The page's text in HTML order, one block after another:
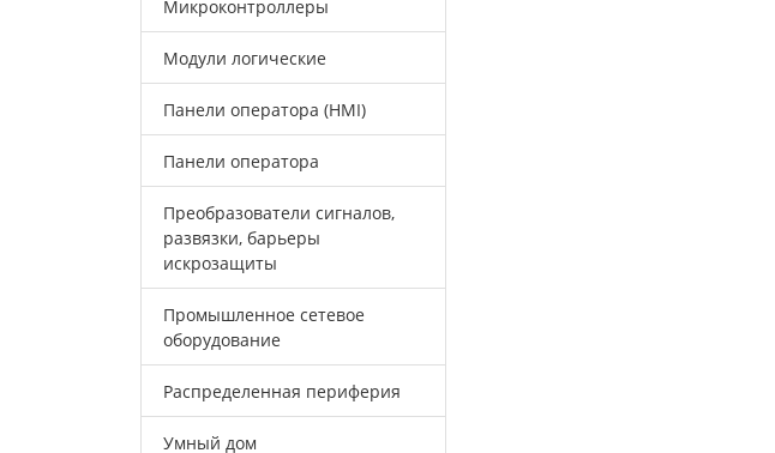
Микроконтроллеры
Модули логические
Панели оператора (HMI)
Панели оператора
Преобразователи сигналов,
развязки, барьеры
искрозащиты
Промышленное сетевое
оборудование
Распределенная периферия
Умный дом